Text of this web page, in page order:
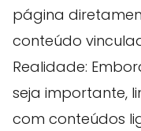
página
conteúdo
Realidade:
seja importante,
com conteúdos